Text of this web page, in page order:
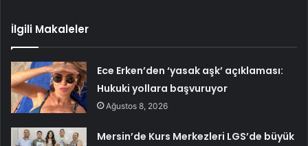
İlgili Makaleler
Ece Erken’den ‘yasak aşk’ açıklaması:
Hukuki yollara başvuruyor
Ağustos 8, 2026
Mersin’de Kurs Merkezleri LGS’de büyük